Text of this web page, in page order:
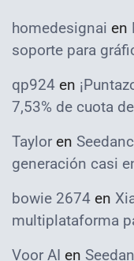
homedesignai en
soporte para
qp924 en
7,53% de cuota
Taylor en
generación casi
bowie 2674 en
multiplataforma
Voor AI en